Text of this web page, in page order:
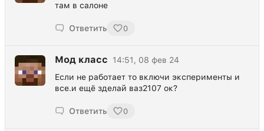
там в салоне
Ответить 0
Мод класс
14:51, 08 фев 24
Если не работает то включи эксперименты и
все.и ещё зделай ваз2107 ок?
Ответить 0